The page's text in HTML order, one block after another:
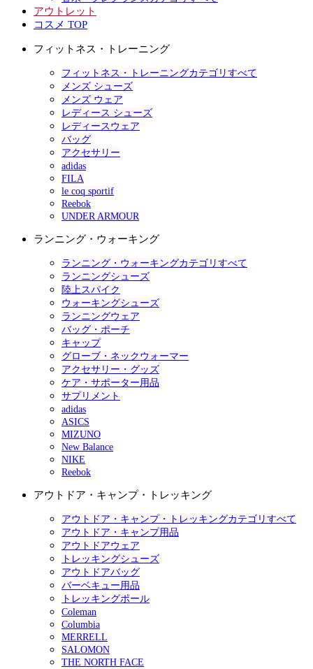
アウトレット
コスメ TOP
フィットネス・トレーニング
フィットネス・トレーニングカテゴリすべて
メンズ シューズ
メンズ ウェア
レディース シューズ
レディースウェア
バッグ
アクセサリー
adidas
FILA
le coq sportif
Reebok
UNDER ARMOUR
ランニング・ウォーキング
ランニング・ウォーキングカテゴリすべて
ランニングシューズ
陸上スパイク
ウォーキングシューズ
ランニングウェア
バッグ・ポーチ
キャップ
グローブ・ネックウォーマー
アクセサリー・グッズ
ケア・サポーター用品
サプリメント
adidas
ASICS
MIZUNO
New Balance
NIKE
Reebok
アウトドア・キャンプ・トレッキング
アウトドア・キャンプ・トレッキングカテゴリすべて
アウトドア・キャンプ用品
アウトドアウェア
トレッキングシューズ
アウトドアバッグ
バーベキュー用品
トレッキングポール
Coleman
Columbia
MERRELL
SALOMON
THE NORTH FACE